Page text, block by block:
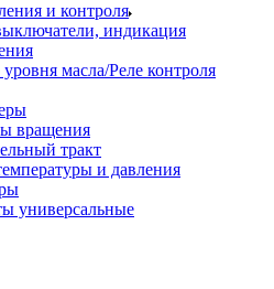
и контроля
индикация
уровня масла/Реле контроля
вращения
тракт
и давления
универсальные